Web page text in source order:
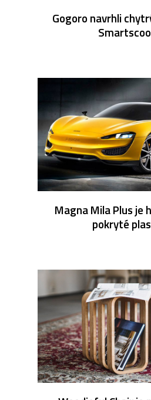
Gogoro navrhli
Magna Mila Plus je
pokryté